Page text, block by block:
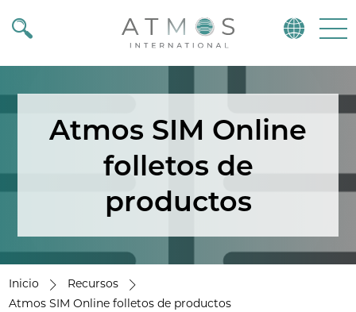
Atmos
Atmos SIM Online
folletos de
productos
Inicio
Recursos
Atmos SIM Online folletos de productos